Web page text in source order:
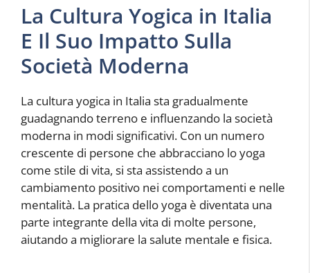
La Cultura Yogica in Italia
E Il Suo Impatto Sulla
Società Moderna
La cultura yogica in Italia sta gradualmente
guadagnando terreno e influenzando la società
moderna in modi significativi. Con un numero
crescente di persone che abbracciano lo yoga
come stile di vita, si sta assistendo a un
cambiamento positivo nei comportamenti e nelle
mentalità. La pratica dello yoga è diventata una
parte integrante della vita di molte persone,
aiutando a migliorare la salute mentale e fisica.